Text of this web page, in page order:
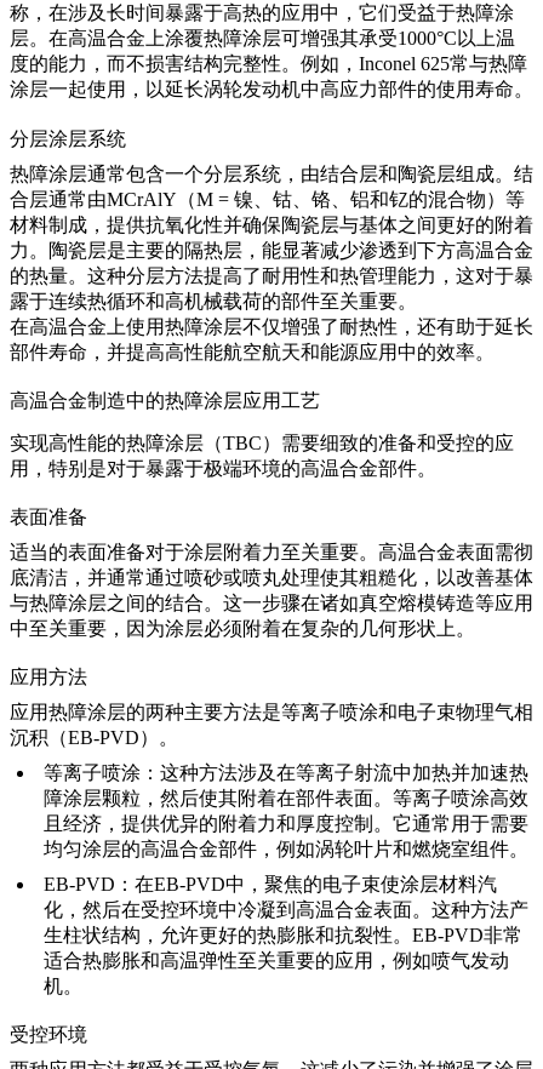
称，在涉及长时间暴露于高热的应用中，它们受益于热障涂
层。在高温合金上涂覆热障涂层可增强其承受1000°C以上温
度的能力，而不损害结构完整性。例如， Inconel 625常与热障
涂层一起使用，以延长涡轮发动机中高应力部件的使用寿命。
分层涂层系统
热障涂层通常包含一个分层系统 ，由结合层和陶瓷层组成。结
合层通常由MCrAlY （M = 镍、钴、铬、铝和钇的混合物）等
材料制成，提供抗氧化性并确保陶瓷层与基体之间更好的附着
力。陶瓷层是主要的隔热层，能显著减少渗透到下方高温合金
的热量。这种分层方法提高了耐用性和热管理能力，这对于暴
露于连续热循环和高机械载荷的部件至关重要。
在高温合金上使用热障涂层不仅增强了耐热性，还有助于延长
部件寿命，并提高高性能航空航天和能源应用中的效率。
高温合金制造中的热障涂层应用工艺
实现高性能的热障涂层（TBC） 需要细致的准备和受控的应
用，特别是对于暴露于极端环境的高温合金部件。
表面准备
适当的表面准备对于涂层附着力至关重要。高温合金表面需彻
底清洁，并通常通过喷砂或喷丸处理使其粗糙化，以改善基体
与热障涂层之间的结合。这一步骤在诸如真空熔模铸造等应用
中至关重要，因为涂层必须附着在复杂的几何形状上。
应用方法
应用热障涂层的两种主要方法是等离子喷涂和电子束物理气相
沉积（EB-PVD）
。
等离子喷涂： 这种方法涉及在等离子射流中加热并加速热
障涂层颗粒，然后使其附着在部件表面。等离子喷涂高效
且经济，提供优异的附着力和厚度控制。它通常用于需要
均匀涂层的高温合金部件，例如涡轮叶片和燃烧室组件。
EB-PVD： 在EB-PVD中，聚焦的电子束使涂层材料汽
化，然后在受控环境中冷凝到高温合金表面。这种方法产
生柱状结构，允许更好的热膨胀和抗裂性。EB-PVD非常
适合热膨胀和高温弹性至关重要的应用，例如喷气发动
机。
受控环境